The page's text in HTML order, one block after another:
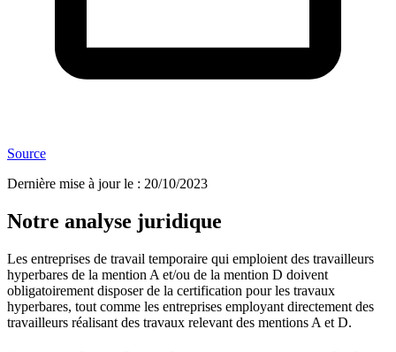
Source
Dernière mise à jour le : 20/10/2023
Notre analyse juridique
Les entreprises de travail temporaire qui emploient des travailleurs
hyperbares de la mention A et/ou de la mention D doivent
obligatoirement disposer de la certification pour les travaux
hyperbares, tout comme les entreprises employant directement des
travailleurs réalisant des travaux relevant des mentions A et D.